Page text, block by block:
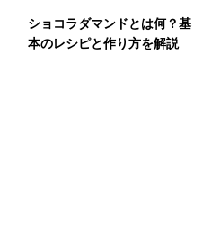
ショコラダマンドとは何？基
本のレシピと作り方を解説